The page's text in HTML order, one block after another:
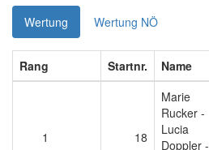
Wertung Wertung NÖ
Rang Startnr. Name
1 18
Marie
Rucker -
Lucia
Doppler -